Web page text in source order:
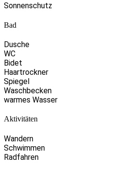
Sonnenschutz
Bad
Dusche
WC
Bidet
Haartrockner
Spiegel
Waschbecken
warmes Wasser
Aktivitäten
Wandern
Schwimmen
Radfahren